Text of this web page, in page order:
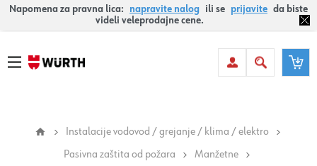
Napomena za pravna lica: napravite nalog ili se prijavite da biste
videli veleprodajne cene.
Instalacije vodovod / grejanje / klima / elektro
Pasivna zaštita od požara
Manžetne